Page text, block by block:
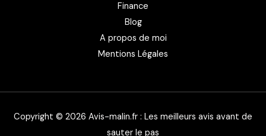
Finance
Blog
A propos de moi
Mentions Légales
Copyright © 2026 Avis-malin.fr : Les meilleurs avis avant de
sauter le pas